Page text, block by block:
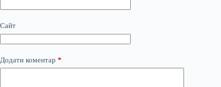
Сайт
Додати коментар *